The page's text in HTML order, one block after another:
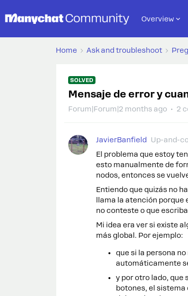
Overview
Home Ask and troubleshoot
SOLVED
Mensaje de error y
Forum|Forum|2 months ago 2
JavierBanfield
Up-and-
El problema que estoy
esto manualmente de
nodos, entonces se
Entiendo que quizás no
llama la atención
no conteste o que
Mi idea era ver si existe
más global. Por ejemplo:
que si la persona
automáticamente
y por otro lado, que
botones, el